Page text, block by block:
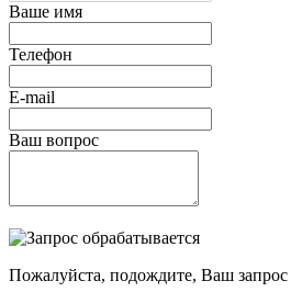
Ваше имя
Телефон
E-mail
Ваш вопрос
Пожалуйста, подождите, Ваш запрос